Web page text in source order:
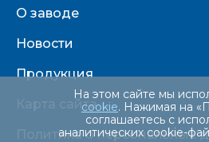
О заводе
Новости
Продукция
Карта сайта
Политика о персональных
На этом сайте мы
cookie. Нажимая на
соглашаетесь с
аналитических cookie-